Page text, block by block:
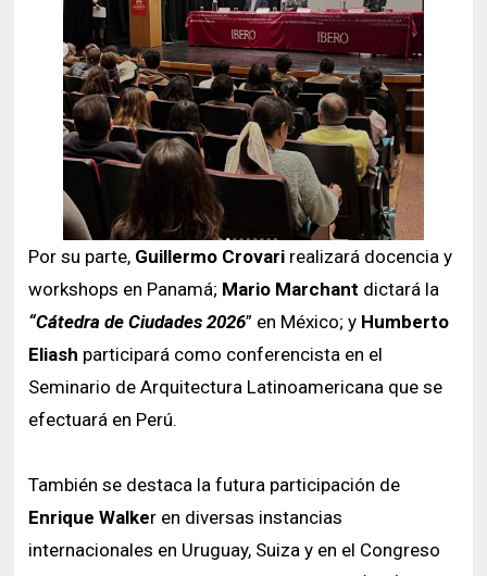
Por su parte, Guillermo Crovari realizará docencia y
workshops en Panamá; Mario Marchant dictará la
“Cátedra de Ciudades 2026” en México; y Humberto
Eliash participará como conferencista en el
Seminario de Arquitectura Latinoamericana que se
efectuará en Perú.
También se destaca la futura participación de
Enrique Walker en diversas instancias
internacionales en Uruguay, Suiza y en el Congreso